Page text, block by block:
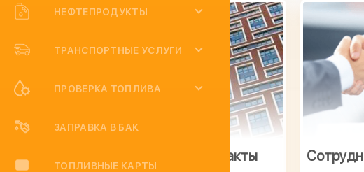
НЕФТЕПРОДУКТЫ
ТРАНСПОРТНЫЕ УСЛУГИ
ПРОВЕРКА ТОПЛИВА
ЗАПРАВКА В БАК
ТОПЛИВНЫЕ КАРТЫ
Контакты